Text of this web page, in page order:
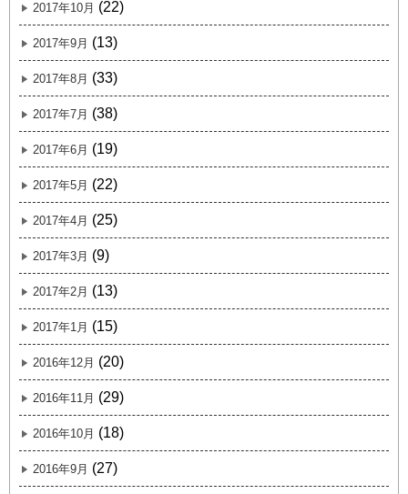
2017年10月 (22)
2017年9月 (13)
2017年8月 (33)
2017年7月 (38)
2017年6月 (19)
2017年5月 (22)
2017年4月 (25)
2017年3月 (9)
2017年2月 (13)
2017年1月 (15)
2016年12月 (20)
2016年11月 (29)
2016年10月 (18)
2016年9月 (27)